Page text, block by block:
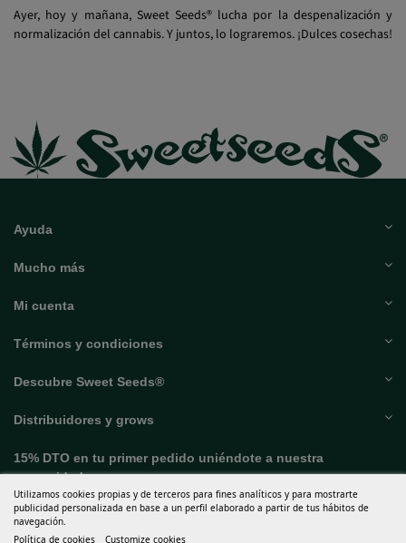
Ayer, hoy y mañana, Sweet Seeds® lucha por la despenalización y
normalización del cannabis. Y juntos, lo lograremos. ¡Dulces cosechas!
Ayuda
Mucho más
Mi cuenta
Términos y condiciones
Descubre Sweet Seeds®
Distribuidores y grows
Utilizamos cookies propias y de terceros para fines analíticos y para mostrarte
publicidad personalizada en base a un perfil elaborado a partir de tus hábitos de
navegación.
Política de cookies
Customize cookies
15% DTO en tu primer pedido uniéndote a nuestra
comunidad.